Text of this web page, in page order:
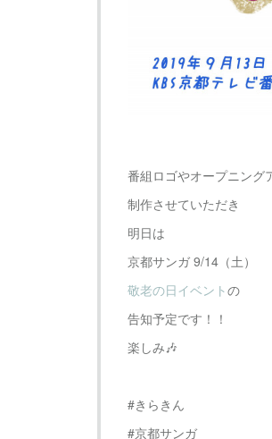
番組ロゴやオープニング
制作させていただき
明日は
京都サンガ 9/14（土）
敬老の日イベントの
告知予定です！！
楽しみ🎶
#きらきん
#京都サンガ